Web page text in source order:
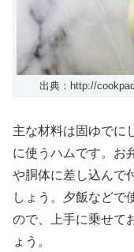
出典：http://
主な材料は固ゆでに
に使うハムです。お
や胴体に差し込んで
しょう。夕飯などで
ので、上手に乗せて
ょう。